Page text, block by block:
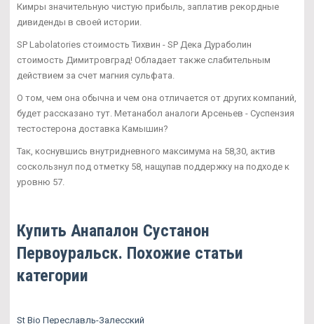
Кимры значительную чистую прибыль, заплатив рекордные
дивиденды в своей истории.
SP Labolatories стоимость Тихвин - SP Дека Дураболин
стоимость Димитровград! Обладает также слабительным
действием за счет магния сульфата.
О том, чем она обычна и чем она отличается от других компаний,
будет рассказано тут. Метанабол аналоги Арсеньев - Суспензия
тестостерона доставка Камышин?
Так, коснувшись внутридневного максимума на 58,30, актив
соскользнул под отметку 58, нащупав поддержку на подходе к
уровню 57.
Купить Анапалон Сустанон
Первоуральск. Похожие статьи
категории
St Bio Переславль-Залесский